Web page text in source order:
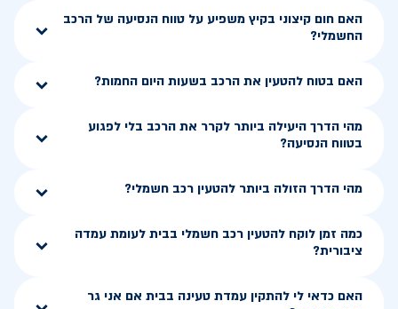
האם חום קיצוני בקיץ משפיע על טווח הנסיעה של הרכב
החשמלי?
האם בטוח להטעין את הרכב בשעות היום החמות?
מהי הדרך היעילה ביותר לקרר את הרכב בלי לפגוע
בטווח הנסיעה?
מהי הדרך הזולה ביותר להטעין רכב חשמלי?
כמה זמן לוקח להטעין רכב חשמלי בבית לעומת עמדה
ציבורית?
האם כדאי לי להתקין עמדת טעינה בבית אם אני גר